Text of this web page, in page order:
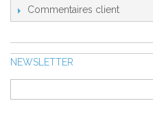
Commentaires client
NEWSLETTER